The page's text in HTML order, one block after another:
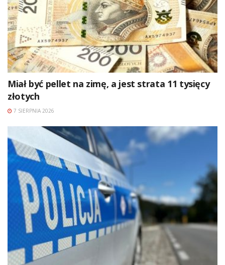
Miał być pellet na zimę, a jest strata 11 tysięcy
złotych
7 SIERPNIA 2026